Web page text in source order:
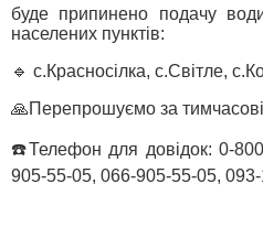
буде припинено подачу
населених пунктів:
🔹 с.Красносілка, с.Світле,
🙏Перепрошуємо за тимчасові
☎️Телефон для довідок: 0-
905-55-05, 066-905-55-05,